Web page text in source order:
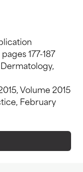
177-187
Volume 2015
February